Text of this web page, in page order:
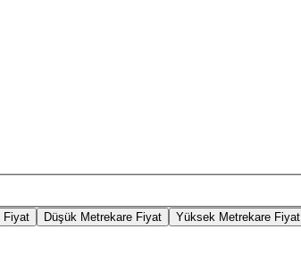
Fiyat Düşük Metrekare Fiyat Yüksek Metrekare Fiyat